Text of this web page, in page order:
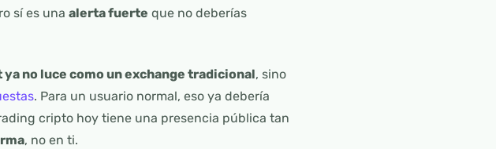
sí es una alerta fuerte que no deberías
no luce como un exchange tradicional, sino
. Para un usuario normal, eso ya debería
cripto hoy tiene una presencia pública tan
, no en ti.